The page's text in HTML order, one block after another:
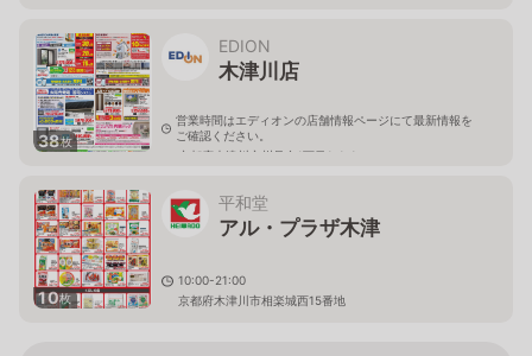
38枚
EDION
木津川店
営業時間はエディオンの店舗情報ページにて最新情報を
ご確認ください。
京都府木津川市州見台1丁目1-1-1
10枚
平和堂
アル・プラザ木津
10:00-21:00
京都府木津川市相楽城西15番地